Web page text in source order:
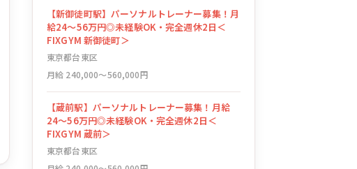
【新御徒町駅】パーソナルトレーナー募集！月
給24〜56万円◎未経験OK・完全週休2日＜
FIXGYM 新御徒町＞
東京都台東区
月給 240,000〜560,000円
【蔵前駅】パーソナルトレーナー募集！月給
24〜56万円◎未経験OK・完全週休2日＜
FIXGYM 蔵前＞
東京都台東区